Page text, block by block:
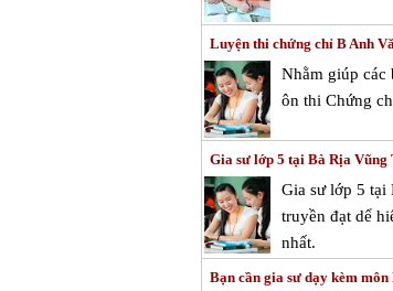
Luyện thi chứng chỉ B Anh
Nhằm giúp các
ôn thi Chứng
Gia sư lớp 5 tại Bà Rịa Vũng
Gia sư lớp 5 tại
truyền đạt dể
nhất.
Bạn cần gia sư dạy kèm